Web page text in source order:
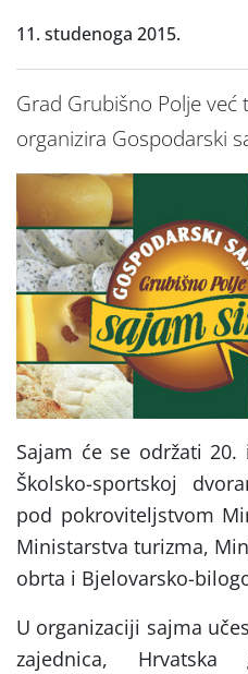
11. studenoga 2015.
Grad Grubišno Polje
organizira Gospodarski
Sajam će se održati
Školsko-sportskoj
pod pokroviteljstvom
Ministarstva turizma,
obrta i Bjelovarsko-
U organizaciji sajma
zajednica, Hrvatska